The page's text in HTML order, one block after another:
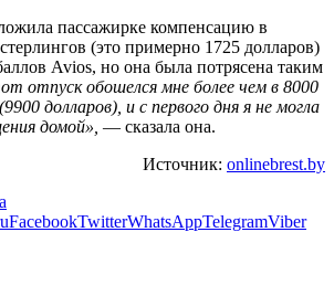
пассажирке компенсацию в
(это примерно 1725 долларов)
Avios, но она была потрясена таким
отпуск обошелся мне более чем в 8000
долларов), и с первого дня я не могла
домой», — сказала она.
Источник: onlinebrest.by
FacebookTwitterWhatsAppTelegramViber